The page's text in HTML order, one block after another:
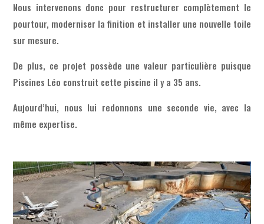
Nous intervenons donc pour restructurer complètement le
pourtour, moderniser la finition et installer une nouvelle toile
sur mesure.
De plus, ce projet possède une valeur particulière puisque
Piscines Léo construit cette piscine il y a 35 ans.
Aujourd’hui, nous lui redonnons une seconde vie, avec la
même expertise.